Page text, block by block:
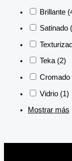
Brillante
Satinado
Teka (2)
Cromado
Vidrio (1)
Mostrar más